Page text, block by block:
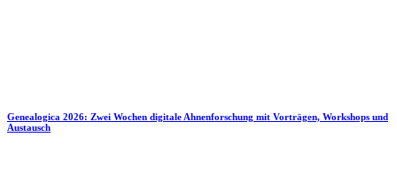
Genealogica 2026: Zwei Wochen digitale Ahnenforschung mit Vorträgen, Workshops und
Austausch